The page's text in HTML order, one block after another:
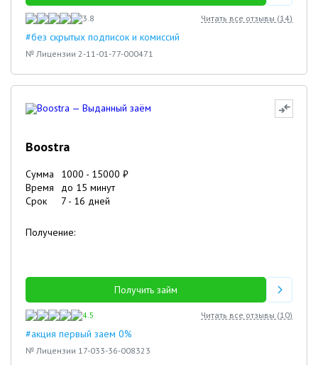
3.8 Читать все отзывы (14)
#без скрытых подписок и комиссий
№ Лицензии 2-11-01-77-000471
Boostra
Сумма 1000 - 15000 ₽
Время
до 15 минут
Срок
7 - 16 дней
Получение:
Получить займ
4.5 Читать все отзывы (10)
#акция первый заем 0%
№ Лицензии 17-033-36-008323